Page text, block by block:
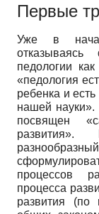
Первые
Уже в
отказываясь
педологии
«педология
ребенка и
нашей
посвящен
процессов
процесса
развития (по